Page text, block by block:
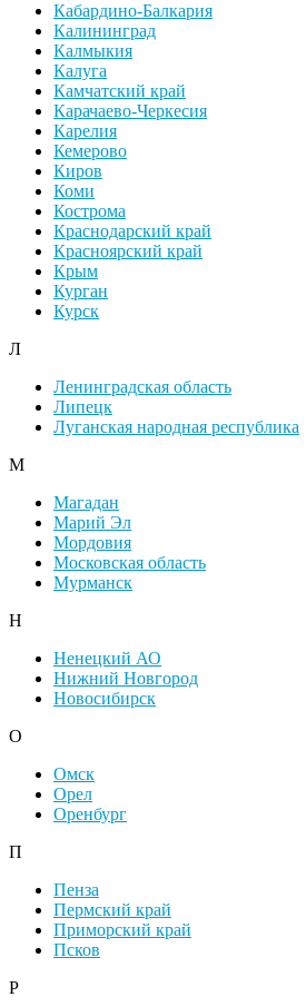
Кабардино-Балкария
Калининград
Калмыкия
Калуга
Камчатский край
Карачаево-Черкесия
Карелия
Кемерово
Киров
Коми
Кострома
Краснодарский край
Красноярский край
Крым
Курган
Курск
Л
Ленинградская область
Липецк
Луганская народная республика
М
Магадан
Марий Эл
Мордовия
Московская область
Мурманск
Н
Ненецкий АО
Нижний Новгород
Новосибирск
О
Омск
Орел
Оренбург
П
Пенза
Пермский край
Приморский край
Псков
Р